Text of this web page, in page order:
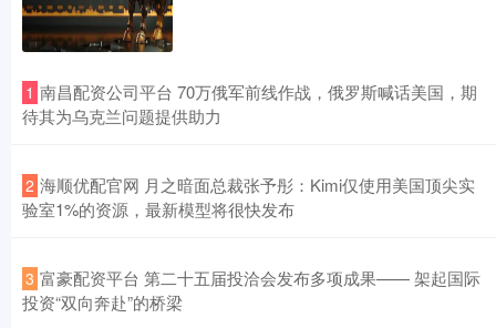
1 ​南昌配资公司平台 70万俄军前线作战，俄罗斯喊话美国，期
待其为乌克兰问题提供助力
2 ​海顺优配官网 月之暗面总裁张予彤：Kimi仅使用美国顶尖实
验室1%的资源，最新模型将很快发布
3 ​富豪配资平台 第二十五届投洽会发布多项成果—— 架起国际
投资“双向奔赴”的桥梁